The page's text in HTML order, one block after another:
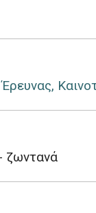
ζωντανά